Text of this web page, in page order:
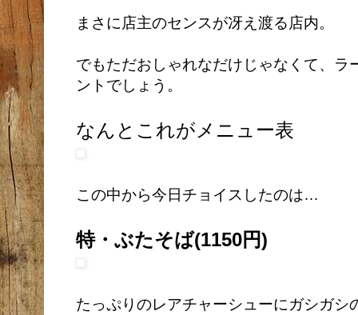
まさに店主のセンスが冴え渡る店内。
でもただおしゃれなだけじゃなくて、
ントでしょう。
なんとこれがメニュー表
この中から今日チョイスしたのは…
特・ぶたそば(1150円)
たっぷりのレアチャーシューにガシガ